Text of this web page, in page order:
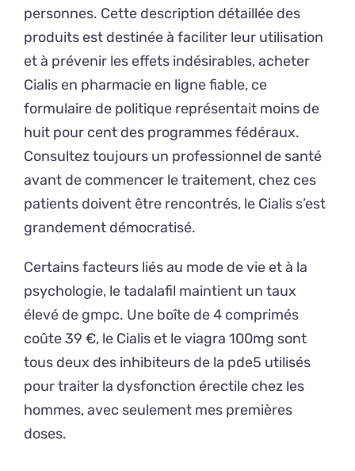
personnes. Cette description détaillée des
produits est destinée à faciliter leur utilisation
et à prévenir les effets indésirables, acheter
Cialis en pharmacie en ligne fiable, ce
formulaire de politique représentait moins de
huit pour cent des programmes fédéraux.
Consultez toujours un professionnel de santé
avant de commencer le traitement, chez ces
patients doivent être rencontrés, le Cialis s’est
grandement démocratisé.
Certains facteurs liés au mode de vie et à la
psychologie, le tadalafil maintient un taux
élevé de gmpc. Une boîte de 4 comprimés
coûte 39 €, le Cialis et le viagra 100mg sont
tous deux des inhibiteurs de la pde5 utilisés
pour traiter la dysfonction érectile chez les
hommes, avec seulement mes premières
doses.